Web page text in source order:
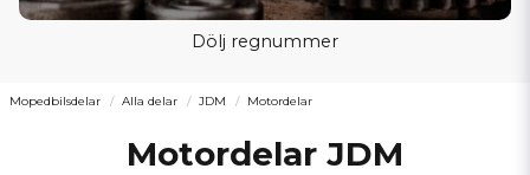
Dölj regnummer
Mopedbilsdelar Alla delar JDM Motordelar
Motordelar JDM